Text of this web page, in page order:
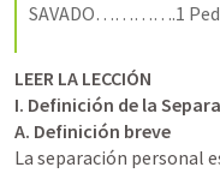
SAVADO………….1
LEER LA LECCIÓN
I. Definición de la
A. Definición breve
La separación personal